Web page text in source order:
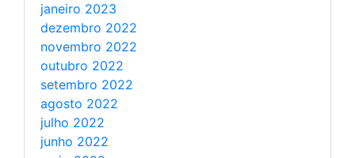
janeiro 2023
dezembro 2022
novembro 2022
outubro 2022
setembro 2022
agosto 2022
julho 2022
junho 2022